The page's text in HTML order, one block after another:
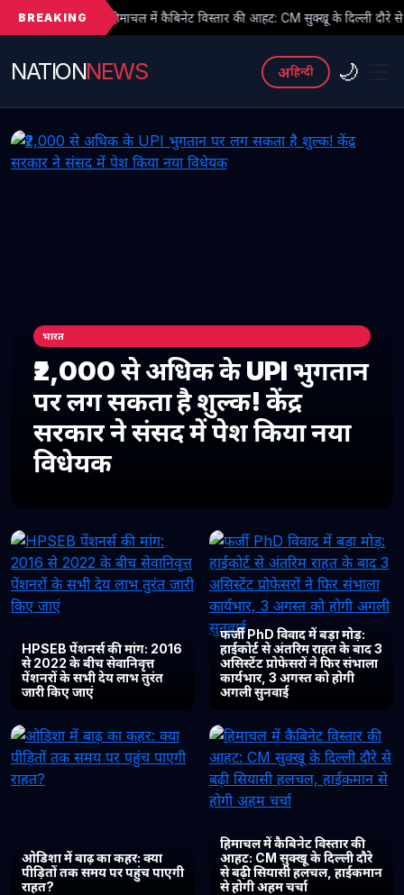
BREAKING
में कैबिनेट विस्तार की आहट: CM सुक्खू के दिल्ली दौरे से बढ़ी सियासी हलचल,
NATIONNEWS अहिन्दी 🌙
भारत
₹2,000 से अधिक के UPI भुगतान
पर लग सकता है शुल्क! केंद्र
सरकार ने संसद में पेश किया नया
विधेयक
HPSEB पेंशनर्स की मांग: 2016
से 2022 के बीच सेवानिवृत्त
पेंशनरों के सभी देय लाभ तुरंत
जारी किए जाएं
फर्जी PhD विवाद में बड़ा मोड़:
हाईकोर्ट से अंतरिम राहत के बाद 3
असिस्टेंट प्रोफेसरों ने फिर संभाला
कार्यभार, 3 अगस्त को होगी
अगली सुनवाई
ओडिशा में बाढ़ का कहर: क्या
पीड़ितों तक समय पर पहुंच पाएगी
राहत?
हिमाचल में कैबिनेट विस्तार की
आहट: CM सुक्खू के दिल्ली दौरे
से बढ़ी सियासी हलचल, हाईकमान
से होगी अहम चर्चा